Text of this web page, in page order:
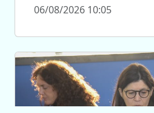
06/08/2026 10:05